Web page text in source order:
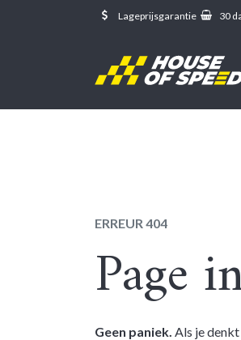
Overslaan naar inhoud Lageprijsgarantie 30
Fout
ERREUR 404
Page
Geen paniek. Als je